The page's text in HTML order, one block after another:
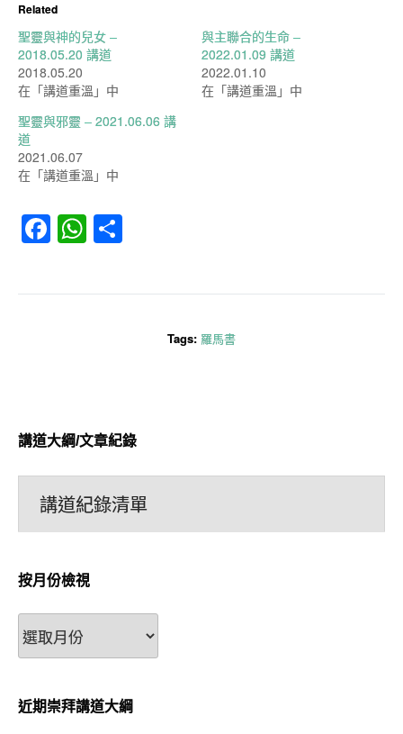
Related
聖靈與神的兒女 –
2018.05.20 講道
2018.05.20
在「講道重溫」中
與主聯合的生命 –
2022.01.09 講道
2022.01.10
在「講道重溫」中
聖靈與邪靈 – 2021.06.06 講
道
2021.06.07
在「講道重溫」中
Facebook
WhatsApp
Tags: 羅馬書
講道大綱/文章紀錄
講道紀錄清單
按月份檢視
按
月
檢
視
近期崇拜講道大綱